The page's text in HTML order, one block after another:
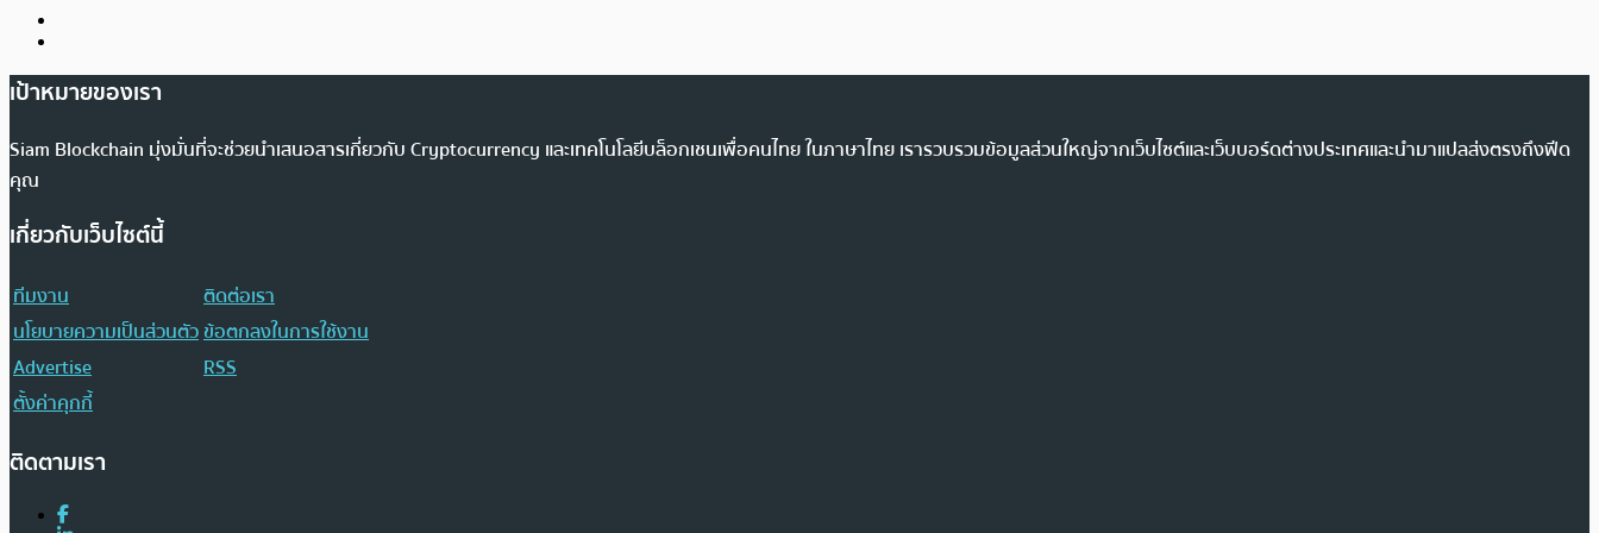
เป้าหมายของเรา
Siam Blockchain มุ่งมั่นที่จะช่วยนำเสนอสารเกี่ยวกับ Cryptocurrency และเทคโนโลยีบล็อกเชนเพื่อคนไทย ในภาษาไทย เรารวบรวมข้อมูลส่วนใหญ่จากเว็บไซต์และเว็บบอร์ดต่างประเทศและนำมาแปลส่งตรงถึงฟีด
คุณ
เกี่ยวกับเว็บไซต์นี้
ทีมงาน
ติดต่อเรา
นโยบายความเป็นส่วนตัวข้อตกลงในการใช้งาน
Advertise
RSS
ตั้งค่าคุกกี้
ติดตามเรา